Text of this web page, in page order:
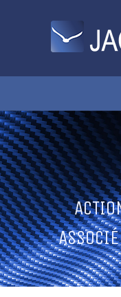
ACTIO
ASSOCIÉ